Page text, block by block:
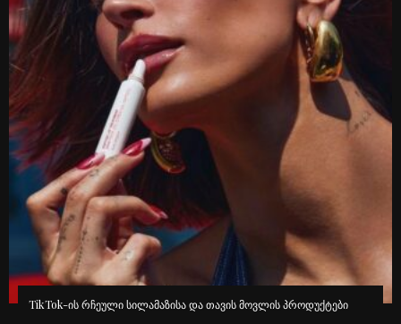
TikTok-ის რჩეული სილამაზისა და თავის მოვლის პროდუქტები